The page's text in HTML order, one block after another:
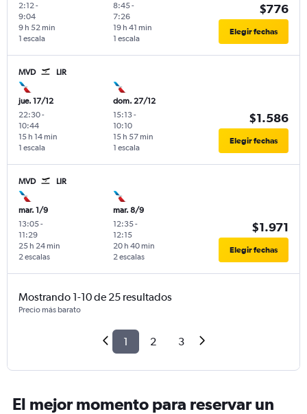
2:12-
9:04
1 escala
9 h 52 min
8:45-
7:26
1 escala
19 h 41 min
$776
Elegir fechas
MVD LIR
jue. 17/12
22:30-
10:44
1 escala
15 h 14 min
dom. 27/12
15:13-
10:10
1 escala
15 h 57 min
$1.586
Elegir fechas
MVD LIR
mar. 1/9
13:05-
11:29
2 escalas
25 h 24 min
mar. 8/9
12:35-
12:15
2 escalas
20 h 40 min
$1.971
Elegir fechas
Mostrando 1-10 de 25 resultados
Precio más barato
1 2 3
El mejor momento para reservar un